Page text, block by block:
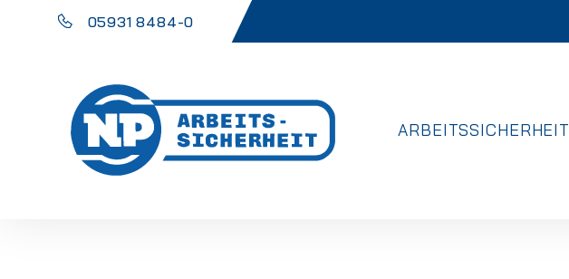
05931 8484-0
NAVIGATION
ARBEITSSICHERHEIT